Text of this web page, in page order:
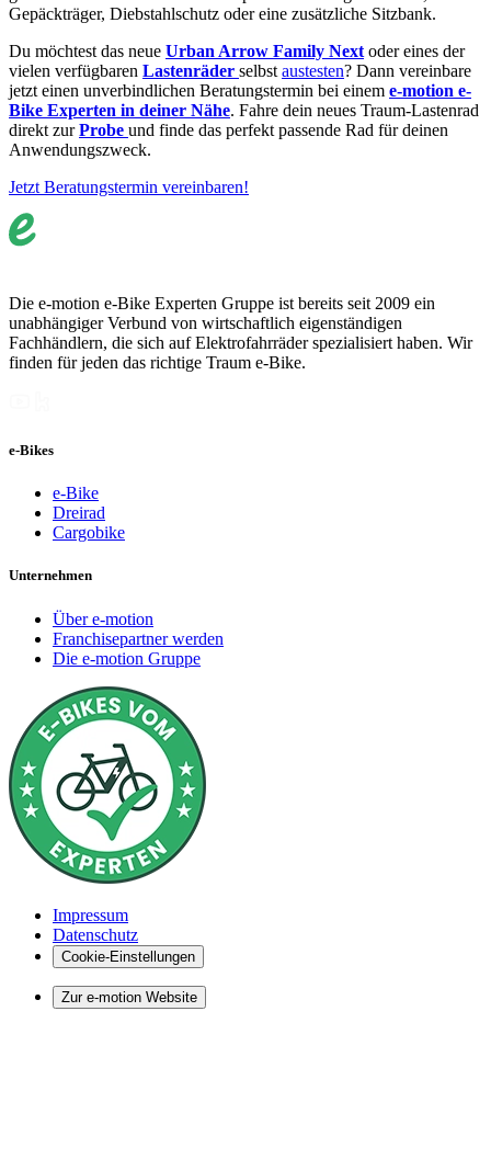
Gepäckträger, Diebstahlschutz oder eine zusätzliche Sitzbank.
Du möchtest das neue Urban Arrow Family Next oder eines der
vielen verfügbaren Lastenräder selbst austesten? Dann vereinbare
jetzt einen unverbindlichen Beratungstermin bei einem e-motion e-
Bike Experten in deiner Nähe. Fahre dein neues Traum-Lastenrad
direkt zurProbe und finde das perfekt passende Rad für deinen
Anwendungszweck.
Jetzt Beratungstermin vereinbaren!
Die e-motion e-Bike Experten Gruppe ist bereits seit 2009 ein
unabhängiger Verbund von wirtschaftlich eigenständigen
Fachhändlern, die sich auf Elektrofahrräder spezialisiert haben. Wir
finden für jeden das richtige Traum e-Bike.
e-Bikes
e-Bike
Dreirad
Cargobike
Unternehmen
Über e-motion
Franchisepartner werden
Die e-motion Gruppe
Impressum
Datenschutz
Cookie-Einstellungen
Zur e-motion Website